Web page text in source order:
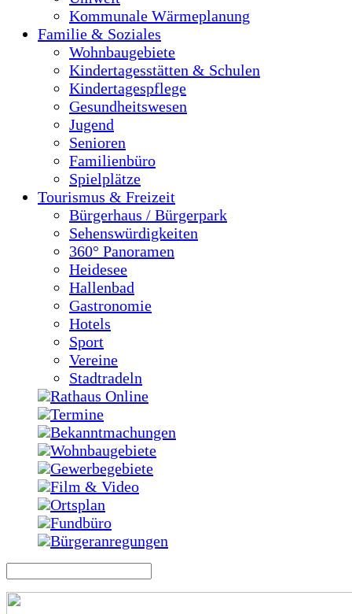
Kommunale Wärmeplanung
Familie & Soziales
Wohnbaugebiete
Kindertagesstätten & Schulen
Kindertagespflege
Gesundheitswesen
Jugend
Senioren
Familienbüro
Spielplätze
Tourismus & Freizeit
Bürgerhaus / Bürgerpark
Sehenswürdigkeiten
360° Panoramen
Heidesee
Hallenbad
Gastronomie
Hotels
Sport
Vereine
Stadtradeln
Rathaus Online
Termine
Bekanntmachungen
Wohnbaugebiete
Gewerbegebiete
Film & Video
Ortsplan
Fundbüro
Bürgeranregungen